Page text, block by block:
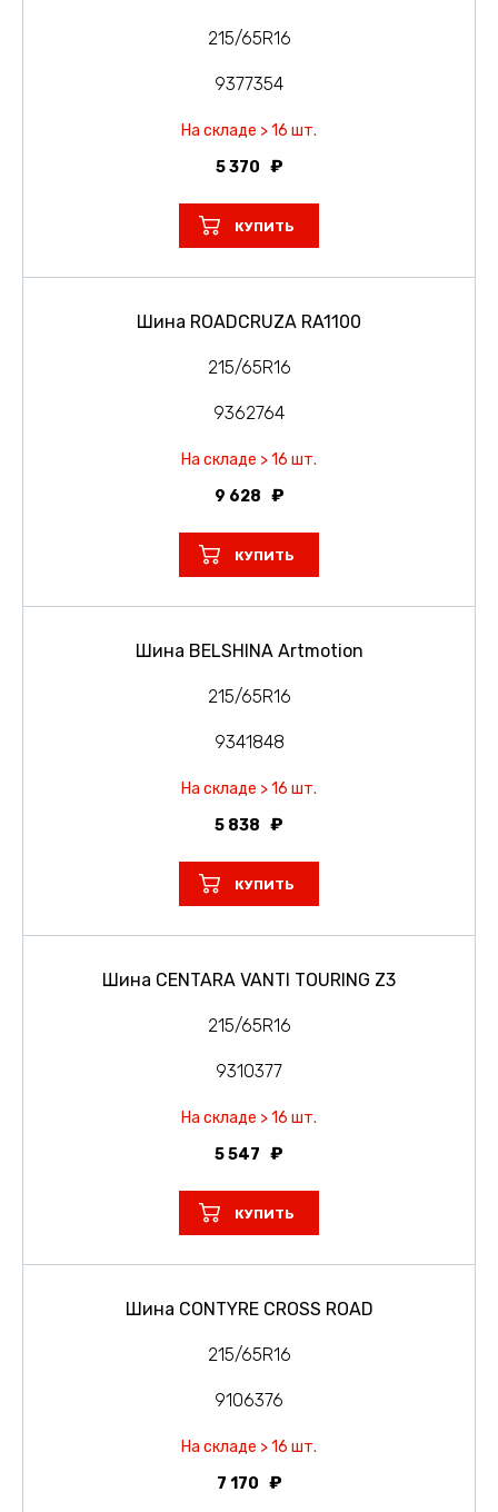
215/65R16
9377354
На складе > 16 шт.
5 370
КУПИТЬ
Шина ROADCRUZA RA1100
215/65R16
9362764
На складе > 16 шт.
9 628
КУПИТЬ
Шина BELSHINA Artmotion
215/65R16
9341848
На складе > 16 шт.
5 838
КУПИТЬ
Шина CENTARA VANTI TOURING Z3
215/65R16
9310377
На складе > 16 шт.
5 547
КУПИТЬ
Шина CONTYRE CROSS ROAD
215/65R16
9106376
На складе > 16 шт.
7 170